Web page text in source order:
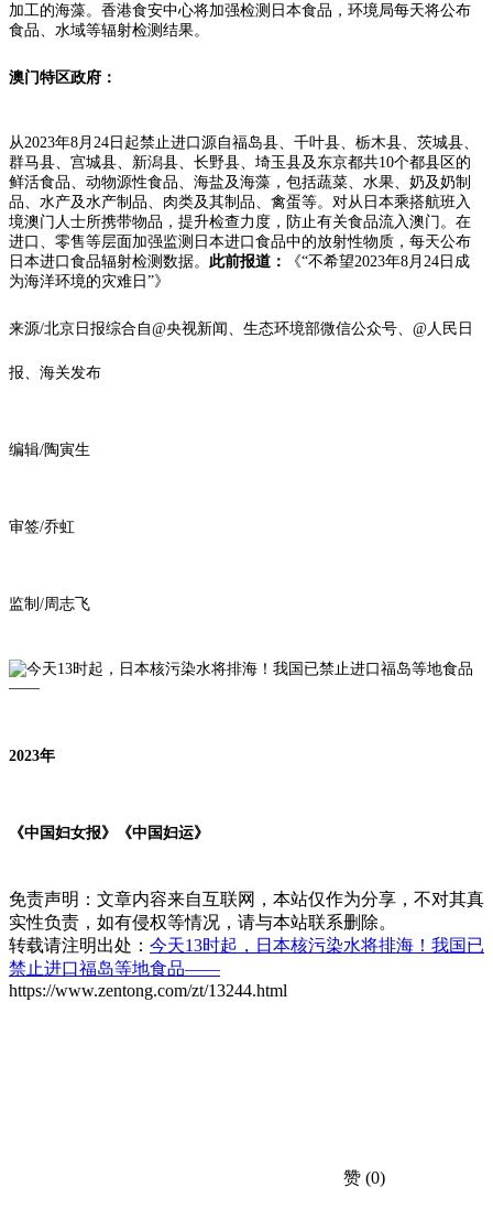
加工的海藻。香港食安中心将加强检测日本食品，环境局每天将公布
食品、水域等辐射检测结果。
澳门特区政府：
从2023年8月24日起禁止进口源自福岛县、千叶县、栃木县、茨城县、
群马县、宫城县、新潟县、长野县、埼玉县及东京都共10个都县区的
鲜活食品、动物源性食品、海盐及海藻，包括蔬菜、水果、奶及奶制
品、水产及水产制品、肉类及其制品、禽蛋等。对从日本乘搭航班入
境澳门人士所携带物品，提升检查力度，防止有关食品流入澳门。在
进口、零售等层面加强监测日本进口食品中的放射性物质，每天公布
日本进口食品辐射检测数据。 此前报道：
《“不希望2023年8月24日成
为海洋环境的灾难日”》
来源/北京日报综合自@央视新闻、生态环境部微信公众号、@人民日
报、海关发布
编辑/陶寅生
审签/乔虹
监制 /周志飞
2023年
《中国妇女报》《中国妇运》
免责声明：文章内容来自互联网，本站仅作为分享，不对其真
实性负责，如有侵权等情况，请与本站联系删除。
转载请注明出处： 今天13时起，日本核污染水将排海！我国已
禁止进口福岛等地食品——
https://www.zentong.com/zt/13244.html
赞 (0)